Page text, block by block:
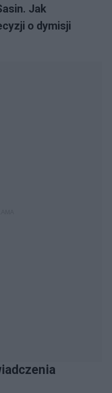
Jak
o dymisji